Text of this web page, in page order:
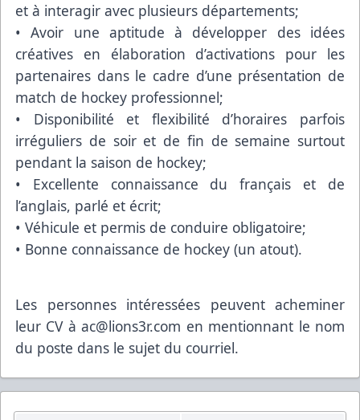
et à interagir avec plusieurs départements;
• Avoir une aptitude à développer des idées
créatives en élaboration d’activations pour les
partenaires dans le cadre d’une présentation de
match de hockey professionnel;
• Disponibilité et flexibilité d’horaires parfois
irréguliers de soir et de fin de semaine surtout
pendant la saison de hockey;
• Excellente connaissance du français et de
l’anglais, parlé et écrit;
• Véhicule et permis de conduire obligatoire;
• Bonne connaissance de hockey (un atout).
Les personnes intéressées peuvent acheminer
leur CV à ac@lions3r.com en mentionnant le nom
du poste dans le sujet du courriel.